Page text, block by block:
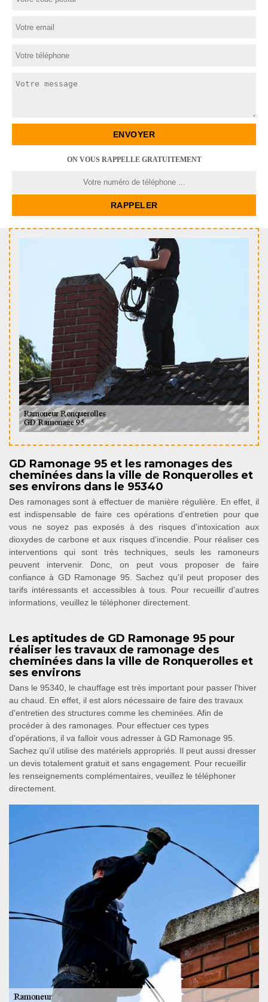
ON VOUS RAPPELLE GRATUITEMENT
GD Ramonage 95 et les ramonages des
cheminées dans la ville de Ronquerolles et
ses environs dans le 95340
Des ramonages sont à effectuer de manière régulière. En effet, il
est indispensable de faire ces opérations d'entretien pour que
vous ne soyez pas exposés à des risques d'intoxication aux
dioxydes de carbone et aux risques d'incendie. Pour réaliser ces
interventions qui sont très techniques, seuls les ramoneurs
peuvent intervenir. Donc, on peut vous proposer de faire
confiance à GD Ramonage 95. Sachez qu'il peut proposer des
tarifs intéressants et accessibles à tous. Pour recueillir d'autres
informations, veuillez le téléphoner directement.
Les aptitudes de GD Ramonage 95 pour
réaliser les travaux de ramonage des
cheminées dans la ville de Ronquerolles et
ses environs
Dans le 95340, le chauffage est très important pour passer l'hiver
au chaud. En effet, il est alors nécessaire de faire des travaux
d'entretien des structures comme les cheminées. Afin de
procéder à des ramonages. Pour effectuer ces types
d'opérations, il va falloir vous adresser à GD Ramonage 95.
Sachez qu'il utilise des matériels appropriés. Il peut aussi dresser
un devis totalement gratuit et sans engagement. Pour recueillir
les renseignements complémentaires, veuillez le téléphoner
directement.